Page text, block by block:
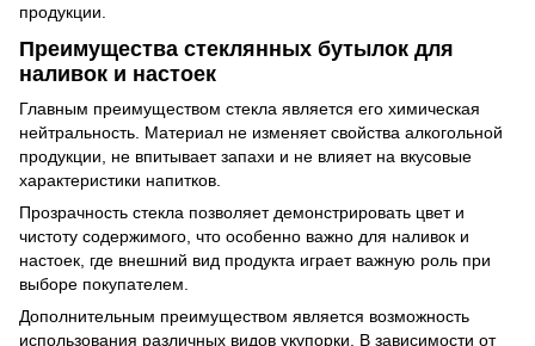
продукции.
Преимущества стеклянных бутылок для
наливок и настоек
Главным преимуществом стекла является его химическая
нейтральность. Материал не изменяет свойства алкогольной
продукции, не впитывает запахи и не влияет на вкусовые
характеристики напитков.
Прозрачность стекла позволяет демонстрировать цвет и
чистоту содержимого, что особенно важно для наливок и
настоек, где внешний вид продукта играет важную роль при
выборе покупателем.
Дополнительным преимуществом является возможность
использования различных видов укупорки. В зависимости от